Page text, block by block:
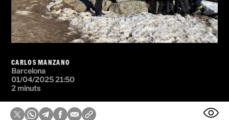
CARLOS MANZANO
Barcelona
01/04/2025 21:50
2 minuts